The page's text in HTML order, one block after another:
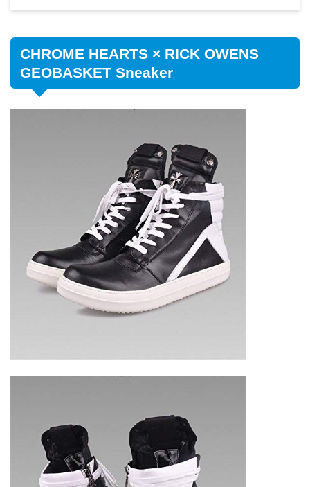
CHROME HEARTS × RICK OWENS
GEOBASKET Sneaker